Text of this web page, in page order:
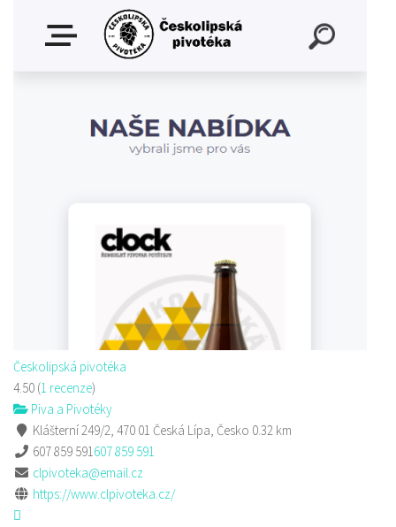
Českolipská pivotéka
4.50 (1 recenze)
Piva a Pivotéky
Klášterní 249/2, 470 01 Česká Lípa, Česko 0.32 km
607 859 591607 859 591
clpivoteka@email.cz
https://www.clpivoteka.cz/